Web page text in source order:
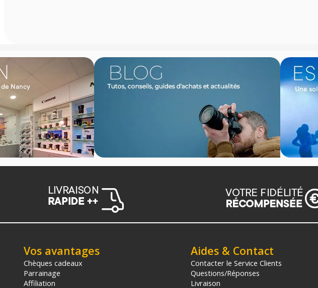
Vos avantages
Chèques cadeaux
Parrainage
Affiliation
Aides & Contact
Contacter le Service Clients
Questions/Réponses
Livraison